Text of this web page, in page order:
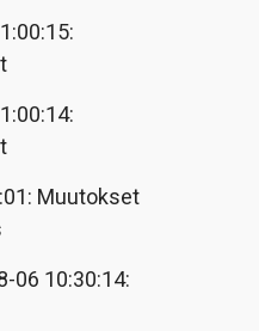
Muutokset
06 10:30:14: